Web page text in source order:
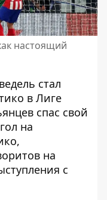
настоящий
стал
в Лиге
спас свой
на
на
с